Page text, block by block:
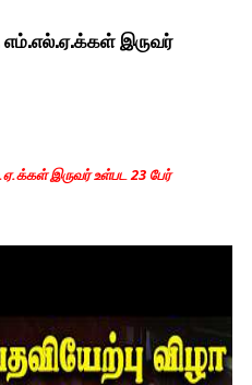
இருவர்
இருவர் உள்பட 23 பேர்